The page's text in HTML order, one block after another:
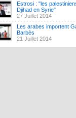
Estrosi : "les
Djihad en Syrie"
27 Juillet 2014
Les arabes importent
Barbès
21 Juillet 2014